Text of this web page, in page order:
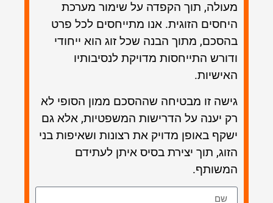
מעולה, תוך הקפדה על שימור מערכת
היחסים הזוגית. אנו מתייחסים לכל פרט
בהסכם, מתוך הבנה שכל זוג הוא ייחודי
ודורש התייחסות מדויקת לנסיבותיו
האישיות.
גישה זו מבטיחה שההסכם ממון הסופי לא
רק יענה על הדרישות המשפטיות, אלא גם
ישקף באופן מדויק את רצונות ושאיפות בני
הזוג, תוך יצירת בסיס איתן לעתידם
המשותף.